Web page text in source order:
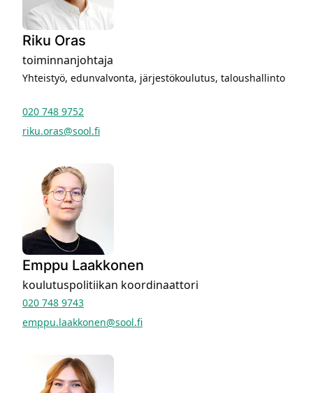
Riku Oras
toiminnanjohtaja
Yhteistyö, edunvalvonta, järjestökoulutus, taloushallinto
020 748 9752
riku.oras@sool.fi
Emppu Laakkonen
koulutuspolitiikan koordinaattori
020 748 9743
emppu.laakkonen@sool.fi